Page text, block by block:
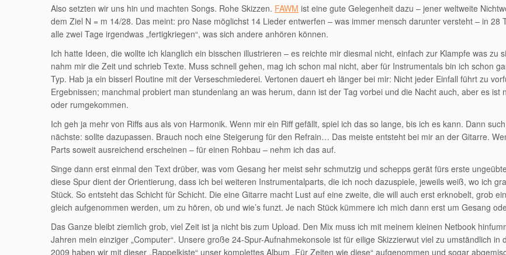
Also setzten wir uns hin und machten Songs. Rohe Skizzen. FAWM ist eine gute Gelegenheit dazu – jener weltweite
dem Ziel N = m 14/28. Das meint: pro Nase möglichst 14 Lieder entwerfen – was immer mensch darunter versteht – in 28
alle zwei Tage irgendwas „fertigkriegen“, was sich andere anhören können.
Ich hatte Ideen, die wollte ich klanglich ein bisschen illustrieren – es reichte mir diesmal nicht, einfach zur Klampfe was zu
nahm mir die Zeit und schrieb Texte. Muss schnell gehen, mag ich schon mal nicht, aber für Instrumentals bin ich schon
Typ. Hab ja ein bisserl Routine mit der Verseschmiederei. Vertonen dauert eh länger bei mir: Nicht jeder Einfall führt zu
Ergebnissen; manchmal probiert man stundenlang an was herum, dann ist der Tag vorbei und die Nacht auch, aber es ist
oder rumgekommen.
Ich geh ja mehr von Riffs aus als von Harmonik. Wenn mir ein Riff gefällt, spiel ich das so lange, bis ich es kann. Dann
nächste: sollte dazupassen. Brauch noch eine Steigerung für den Refrain… Das meiste entsteht bei mir an der Gitarre.
Parts soweit ausreichend erscheinen – für einen Rohbau – nehm ich das auf.
Singe dann erst einmal den Text drüber, was vom Gesang her meist sehr schmutzig und schepps gerät fürs erste
diese Spur dient der Orientierung, dass ich bei weiteren Instrumentalparts, die ich noch dazuspiele, jeweils weiß, wo ich
Stück. So entsteht das Schicht für Schicht. Die eine Gitarre macht Lust auf eine zweite, die will auch erst erknobelt, grob
gleich aufgenommen werden, um zu hören, ob und wie’s funzt. Je nach Stück kümmere ich mich dann erst um Gesang
Das Ganze bleibt ziemlich grob, viel Zeit ist ja nicht bis zum Upload. Den Mix muss ich mit meinem kleinen Netbook
Jahren mein einziger „Computer“. Unsere große 24-Spur-Aufnahmekonsole ist für eilige Skizzierwut viel zu umständlich in
2009 haben wir mit dieser „Rappelkiste“ unser komplettes Album „Für Zeiten wie diese“ aufgenommen und sogar